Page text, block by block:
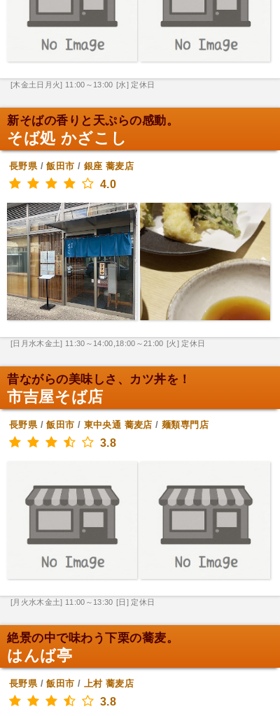
[木金土日月火] 11:00～13:00 [水] 定休日
新そばの香りと天ぷらの感動。
そば処 かざこし
長野県/飯田市 / 銀座 蕎麦店
4.0
[日月水木金土] 11:30～14:00,18:00～21:00 [火] 定休日
昔ながらの美味しさ、カツ丼を！
市吉屋そば店
長野県/飯田市 / 東中央通 蕎麦店 / 麺類専門店
3.8
[月火水木金土] 11:00～13:30 [日] 定休日
絶景の中で味わう下栗の蕎麦。
はんば亭
長野県/飯田市 / 上村 蕎麦店
3.8